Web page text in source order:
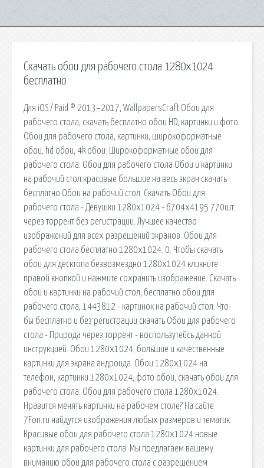
Скачать обои для рабочего стола 1280х1024
бесплатно
Для iOS / Paid © 2013–2017, WallpapersCraft Обои для
рабочего стола, скачать бесплатно обои HD, картинки и фото.
Обои для рабочего стола, картинки, широкоформатные
обои, hd обои, 4k обои: Широкоформатные обои для
рабочего стола. Обои для рабочего стола Обои и картинки
на рабочий стол красивые большие на весь экран скачать
бесплатно Обои на рабочий стол. Скачать Обои для
рабочего стола - Девушки 1280х1024 - 6704х4195 770шт.
через торрент без регистрации. Лучшее качество
изображений для всех разрешений экранов. Обои для
рабочего стола бесплатно 1280х1024. 0. Чтобы скачать
обои для десктопа безвозмездно 1280х1024 кликните
правой кнопкой и нажмите сохранить изображение. Скачать
обои и картинки на рабочий стол, бесплатно обои для
рабочего стола, 1443812 - картинок на рабочий стол. Что-
бы бесплатно и без регистрации скачать Обои для рабочего
стола - Природа через торрент - воспользутейсь данной
инструкцией. Обои 1280x1024, большие и качественные
картинки для экрана андроида. Обои 1280x1024 на
телефон, картинки 1280x1024, фото обои, скачать обои для
рабочего стола. Обои для рабочего стола 1280x1024.
Нравится менять картинки на рабочем столе? На сайте
7Fon.ru найдутся изображения любых размеров и тематик.
Красивые обои для рабочего стола 1280х1024 новые
картинки для рабочего стола. Мы предлагаем вашему
вниманию обои для рабочего стола с разрешением